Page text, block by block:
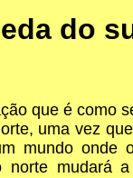
do
que é como
uma vez
mundo
mudará